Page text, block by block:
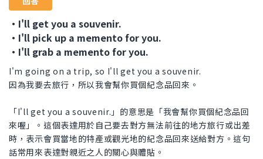
・I'll get you a souvenir.
・I'll pick up a memento for you.
・I'll grab a memento for you.
I'm going on a trip, so I'll get you a souvenir.
因為我要去旅行，所以我會幫你買個紀念品回來。
「I'll get you a souvenir.」的意思是「我會幫你買個紀念品回
來喔」。這個表達用於自己要去對方無法前往的地方旅行或出差
時，表示會買當地的特產或觀光地的紀念品回來送給對方。這句
話常用來表達對親近之人的關心與體貼。